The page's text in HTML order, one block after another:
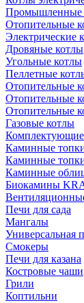
Промышленные
Отопительные
Электрические
Дровяные котлы
Угольные котлы
Пеллетные
Отопительные
Отопительные
Отопительные
Газовые котлы
Комплектующие
Каминные
Каминные
Каминные
Биокамины
Печи для сада
Мангалы
Универсальная
Смокеры
Печи для казана
Костровые чаши
Грили
Коптильни